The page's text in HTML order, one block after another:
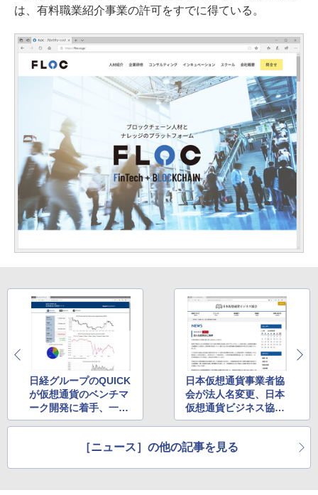
は、有料職業紹介事業の許可をすでに得ている。
日経グループのQUICK
が仮想通貨のベンチマ
ーク開発に着手、一部
を公表開始
日本仮想通貨事業者協
会が法人名変更、日本
仮想通貨ビジネス協会
に
［ニュース］の他の記事を見る